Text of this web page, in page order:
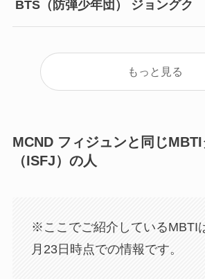
BTS（防弾少年団） ジョングク
もっと見る
MCND フィジュンと同じ
（ISFJ）の人
※ここでご紹介しているMBTI
月23日時点での情報です。